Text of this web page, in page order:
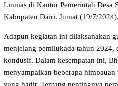
Linmas di Kantor Pemerintah Desa
Kabupaten Dairi. Jumat (19/7/2024).
Adapun kegiatan ini dilaksanakan
menjelang pemilukada tahun 2024,
kondusif. Dalam kesempatan ini,
menyampaikan beberapa
yang hadir. Tentang pentingnya